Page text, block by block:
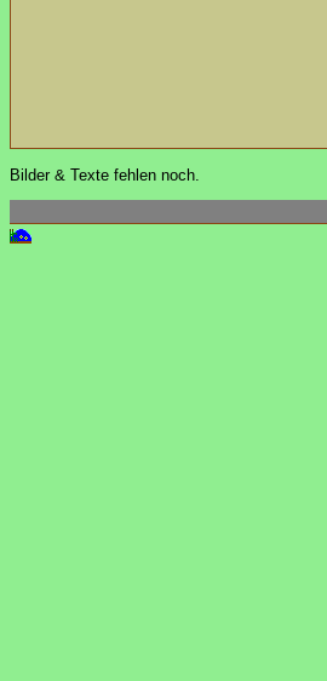
Bilder & Texte fehlen noch.